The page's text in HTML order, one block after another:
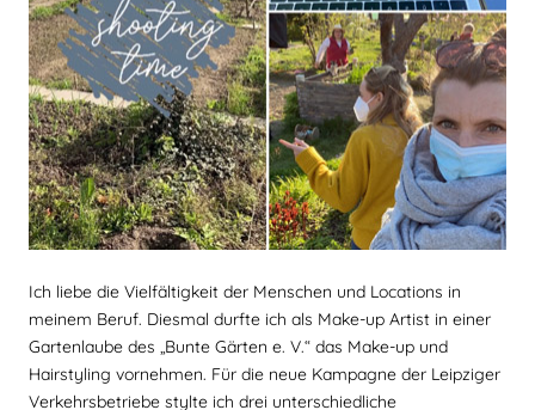
Ich liebe die Vielfältigkeit der Menschen und Locations in
meinem Beruf. Diesmal durfte ich als Make-up Artist in einer
Gartenlaube des „Bunte Gärten e. V.“ das Make-up und
Hairstyling vornehmen. Für die neue Kampagne der Leipziger
Verkehrsbetriebe stylte ich drei unterschiedliche